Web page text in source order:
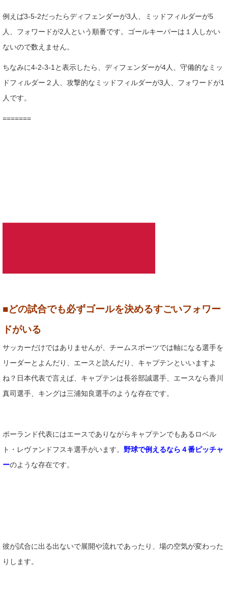
例えば3-5-2だったらディフェンダーが3人、ミッドフィルダーが5
人、フォワードが2人という順番です。ゴールキーパーは１人しかい
ないので数えません。
ちなみに4-2-3-1と表示したら、ディフェンダーが4人、守備的なミッ
ドフィルダー２人、攻撃的なミッドフィルダーが3人、フォワードが1
人です。
=======
■どの試合でも必ずゴールを決めるすごいフォワー
ドがいる
サッカーだけではありませんが、チームスポーツでは軸になる選手を
リーダーとよんだり、エースと読んだり、キャプテンといいますよ
ね？日本代表で言えば、キャプテンは長谷部誠選手、エースなら香川
真司選手、キングは三浦知良選手のような存在です。
ポーランド代表にはエースでありながらキャプテンでもあるロベル
ト・レヴァンドフスキ選手がいます。 野球で例えるなら４番ピッチャ
ーのような存在です。
彼が試合に出る出ないで展開や流れであったり、場の空気が変わった
りします。